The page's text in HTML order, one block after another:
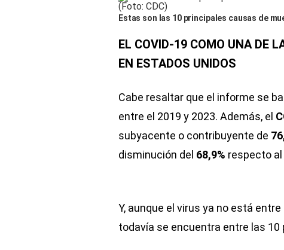
Estas son las 10 principales causas de
EL COVID-19 COMO UNA DE
EN ESTADOS UNIDOS
Cabe resaltar que el informe se
entre el 2019 y 2023. Además, el
subyacente o contribuyente de
disminución del 68,9% respecto
Y, aunque el virus ya no está
todavía se encuentra entre las 10